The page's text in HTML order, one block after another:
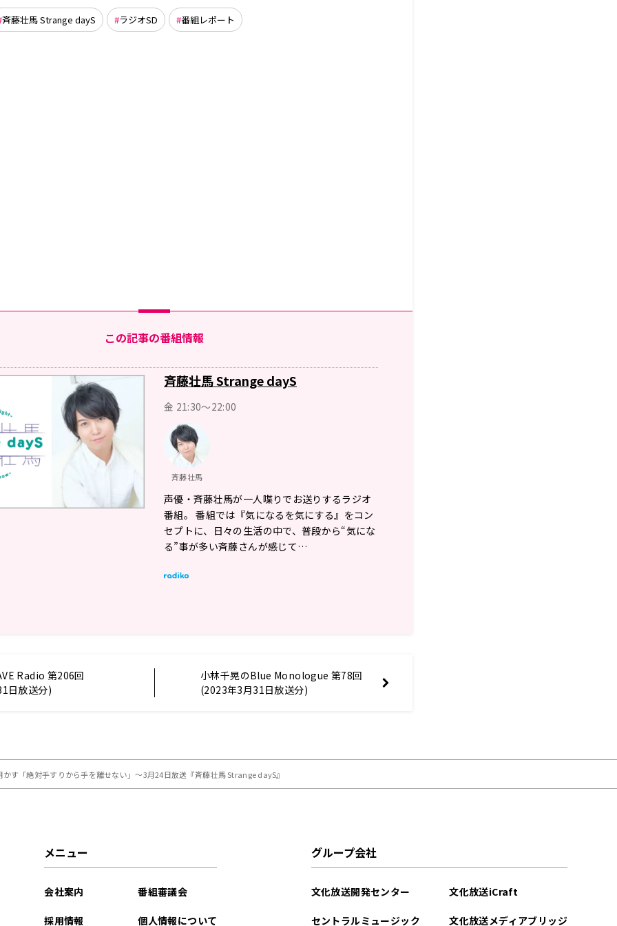
斉藤壮馬 Strange dayS ラジオSD 番組レポート
この記事の番組情報
斉藤壮馬 Strange dayS
金 21:30～22:00
斉藤壮馬
声優・斉藤壮馬が一人喋りでお送りするラジオ
番組。 番組では『気になるを気にする』をコン
セプトに、日々の生活の中で、普段から“気にな
る”事が多い斉藤さんが感じて…
Radio 第206回
日放送分)
小林千晃のBlue Monologue 第78回
(2023年3月31日放送分)
す「絶対手すりから手を離せない」～3月24日放送『斉藤壮馬 Strange dayS』
メニュー
会社案内
採用情報
番組審議会
個人情報について
グループ会社
文化放送開発センター
セントラルミュージック
文化放送iCraft
文化放送メディアブリッジ